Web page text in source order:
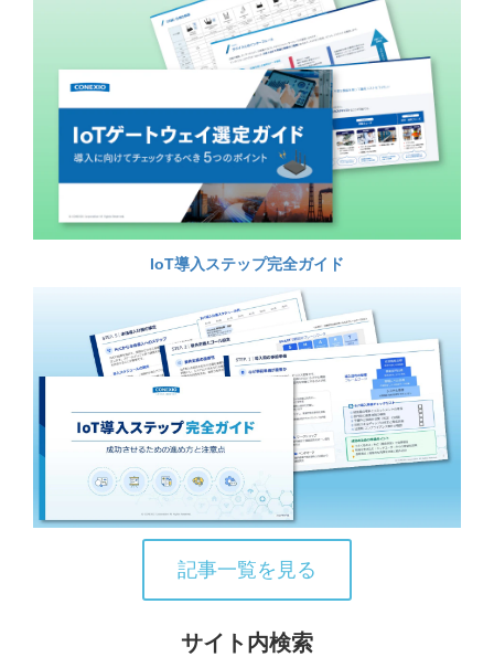
IoT導入ステップ完全ガイド
記事一覧を見る
サイト内検索